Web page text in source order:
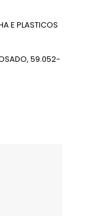
E PLASTICOS
59.052-